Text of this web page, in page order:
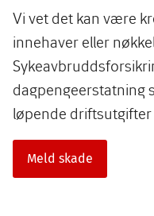
Vi vet det kan være
innehaver eller
dagpengeerstatning
løpende driftsutgifter
Meld skade